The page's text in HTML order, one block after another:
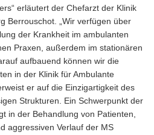
erläutert der Chefarzt der Klinik
Berrouschot. „Wir verfügen über
der Krankheit im ambulanten
Praxen, außerdem im stationären
aufbauend können wir die
in der Klinik für Ambulante
er auf die Einzigartigkeit des
Strukturen. Ein Schwerpunkt der
in der Behandlung von Patienten,
aggressiven Verlauf der MS